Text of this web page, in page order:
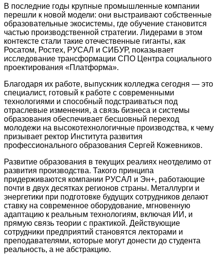
В последние годы крупные промышленные компании
перешли к новой модели: они выстраивают собственные
образовательные экосистемы, где обучение становится
частью производственной стратегии. Лидерами в этом
контексте стали такие отечественные гиганты, как
Росатом, Ростех, РУСАЛ и СИБУР, показывает
исследование трансформации СПО Центра социального
проектирования «Платформа».
Благодаря их работе, выпускник колледжа сегодня — это
специалист, готовый к работе с современными
технологиями и способный подстраиваться под
отраслевые изменения, а связь бизнеса и системы
образования обеспечивает бесшовный переход
молодежи на высокотехнологичные производства, к чему
призывает ректор Института развития
профессионального образования Сергей Кожевников.
Развитие образования в текущих реалиях неотделимо от
развития производства. Такого принципа
придерживаются компании РУСАЛ и Эн+, работающие
почти в двух десятках регионов страны. Металлурги и
энергетики при подготовке будущих сотрудников делают
ставку на современное оборудование, мгновенную
адаптацию к реальным технологиям, включая ИИ, и
прямую связь теории с практикой. Действующие
сотрудники предприятий становятся лекторами и
преподавателями, которые могут донести до студента
реальность, а не абстракцию.